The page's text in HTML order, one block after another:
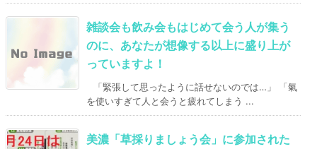
雑談会も飲み会もはじめて会う人が集う
のに、あなたが想像する以上に盛り上が
っていますよ！
「緊張して思ったように話せないのでは…」 「氣
を使いすぎて人と会うと疲れてしまう ...
美濃「草採りましょう会」に参加された